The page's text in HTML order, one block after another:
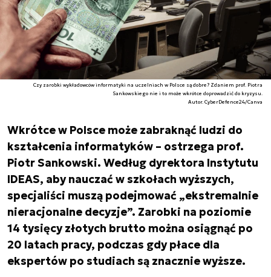
Czy zarobki wykładowców informatyki na uczelniach w Polsce są dobre? Zdaniem prof. Piotra
Sankowskiego nie i to może wkrótce doprowadzić do kryzysu.
Autor. CyberDefence24/Canva
Wkrótce w Polsce może zabraknąć ludzi do
kształcenia informatyków – ostrzega prof.
Piotr Sankowski. Według dyrektora Instytutu
IDEAS, aby nauczać w szkołach wyższych,
specjaliści muszą podejmować „ekstremalnie
nieracjonalne decyzje”. Zarobki na poziomie
14 tysięcy złotych brutto można osiągnąć po
20 latach pracy, podczas gdy płace dla
ekspertów po studiach są znacznie wyższe.